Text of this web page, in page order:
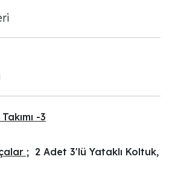
-3
; 2 Adet 3'lü Yataklı Koltuk,